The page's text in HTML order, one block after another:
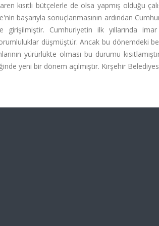
kısıtlı bütçelerle de olsa yapmış olduğu
başarıyla sonuçlanmasının ardından
Cumhuriyetin ilk yıllarında imar
düşmüştür. Ancak bu dönemdeki
yürürlükte olması bu durumu
yeni bir dönem açılmıştır. Kırşehir